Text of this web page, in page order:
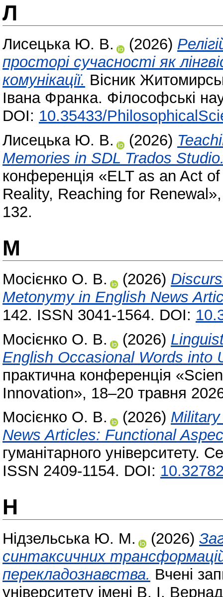
Л
Лисецька Ю. В. (2026)
просторі сучасності як
комунікації. Вісник
Івана Франка. Філософські
DOI: 10.35433/
Лисецька Ю. В.
(2026)
Memories in SDL Trados
конференція «ELT as an Act
Reality, Reaching for
132.
М
Мосієнко О. В. (2026)
Metonymy in English News
142. ISSN 3041-1564. DOI:
Мосієнко О. В.
(2026)
English Occasional Words into
практична конференція
Innovation», 18–20 травня
Мосієнко О. В.
(2026)
News Articles: Functional
гуманітарного університету.
ISSN 2409-1154. DOI:
Н
Нідзельська Ю. М. (2026)
синтаксичних
перекладознавства. Вчені
університету імені В. І.